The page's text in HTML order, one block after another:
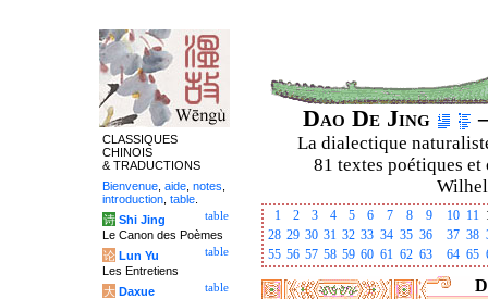
Dao De Jing
La dialectique
81 textes poétiques
1 2 3 4 5 6 7 8 9 10 11
28 29 30 31 32 33 34 35 36 37 38
55 56 57 58 59 60 61 62 63 64 65
CLASSIQUES
CHINOIS
& TRADUCTIONS
Bienvenue aide notes
introduction table
table
诗 Shi Jing
Le Canon des Poèmes
table
论 Lun Yu
Les Entretiens
table
大 Daxue